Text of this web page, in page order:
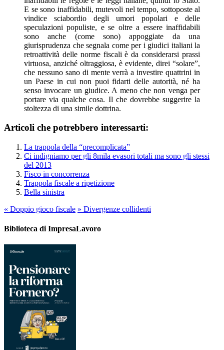
E se sono inaffidabili, mutevoli nel tempo, sottoposte al
vindice sciabordio degli umori popolari e delle
speculazioni populiste, e se oltre a essere inaffidabili
sono anche (come sono) appoggiate da una
giurisprudenza che segnala come per i giudici italiani la
retroattività delle norme fiscali è da considerarsi prassi
virtuosa, anziché oltraggiosa, è evidente, direi “solare”,
che nessuno sano di mente verrà a investire quattrini in
un Paese in cui non puoi fidarti delle autorità, né ha
senso invocare un giudice. A meno che non venga per
portare via qualche cosa. Il che dovrebbe suggerire la
stoltezza di una simile dottrina.
Articoli che potrebbero interessarti:
La trappola della “precomplicata”
Ci indigniamo per gli 8mila evasori totali ma sono gli stessi
del 2013
Fisco in concorrenza
Trappola fiscale a ripetizione
Bella sinistra
« Doppio gioco fiscale » Divergenze collidenti
Biblioteca di ImpresaLavoro